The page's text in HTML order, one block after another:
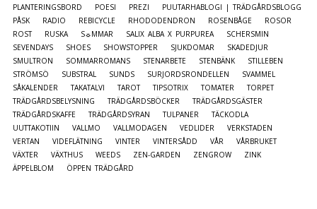
PLANTERINGSBORD
POESI PREZI
PUUTARHABLOGI | TRÄDGÅRDSBLOGG
PÅSK
RADIO REBICYCLE RHODODENDRON ROSENBÅGE
ROSOR
ROST
RUSKA S☼MMAR SALIX ALBA X PURPUREA
SCHERSMIN
SEVENDAYS
SHOES SHOWSTOPPER SJUKDOMAR
SKADEDJUR
SMULTRON
SOMMARROMANS STENARBETE STENBÄNK
STILLEBEN
STRÖMSÖ
SUBSTRAL SUNDS SURJORDSRONDELLEN
SVAMMEL
SÅKALENDER
TAKATALVI TAROT TIPSOTRIX TOMATER
TORPET
TRÄDGÅRDSBELYSNING
TRÄDGÅRDSBÖCKER
TRÄDGÅRDSGÄSTER
TRÄDGÅRDSKAFFE
TRÄDGÅRDSYRAN TULPANER
TÄCKODLA
UUTTAKOTIIN
VALLMO VALLMODAGEN VEDLIDER
VERKSTADEN
VERTAN
VIDEFLÄTNING VINTER VINTERSÅDD VÅR
VÅRBRUKET
VÄXTER
VÄXTHUS WEEDS ZEN-GARDEN ZENGROW
ZINK
ÄPPELBLOM
ÖPPEN TRÄDGÅRD